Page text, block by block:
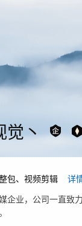
觉丶
包、视频剪辑
详
企业，公司一直致